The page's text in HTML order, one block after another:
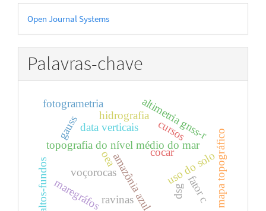
Desenvolvido
por
Open Journal Systems
Palavras-chave
data verticais
topografia do nível médio do mar
amazônia azul
voçorocas
ravinas
uso do solomapa topográfico
altimetria gnss-r
maregráfos
hidrografia
altos-fundos
fotogrametria
cocar
dsg fator c
gauss
oea
cursos